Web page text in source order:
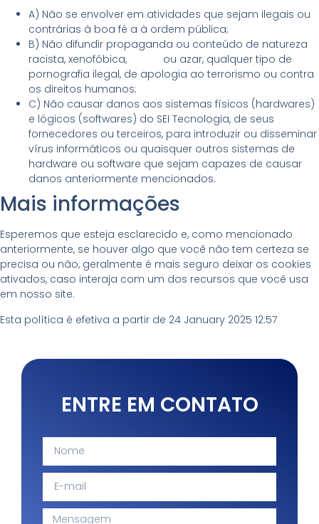
A) Não se envolver em atividades que sejam ilegais ou
contrárias à boa fé a à ordem pública;
B) Não difundir propaganda ou conteúdo de natureza
racista, xenofóbica,
ou azar, qualquer tipo de
pornografia ilegal, de apologia ao terrorismo ou contra
os direitos humanos;
C) Não causar danos aos sistemas físicos (hardwares)
e lógicos (softwares) do SEI Tecnologia, de seus
fornecedores ou terceiros, para introduzir ou disseminar
vírus informáticos ou quaisquer outros sistemas de
hardware ou software que sejam capazes de causar
danos anteriormente mencionados.
Mais informações
Esperemos que esteja esclarecido e, como mencionado
anteriormente, se houver algo que você não tem certeza se
precisa ou não, geralmente é mais seguro deixar os cookies
ativados, caso interaja com um dos recursos que você usa
em nosso site.
Esta política é efetiva a partir de 24 January 2025 12:57
ENTRE EM CONTATO